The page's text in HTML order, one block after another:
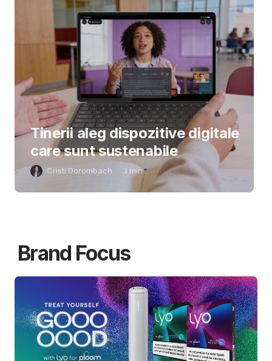
Tinerii aleg dispozitive digitale
care sunt sustenabile
Cristi Dorombach 3 min
Brand Focus